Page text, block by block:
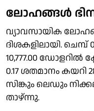
ലോഹങ്ങള്‍
വ്യാവസായിക
ദിശകളിലായി. ചെമ്പ്
10,777.00
0.17 ശതമാനം കയറി
സിങ്കും ലെഡും
താഴ്ന്നു.